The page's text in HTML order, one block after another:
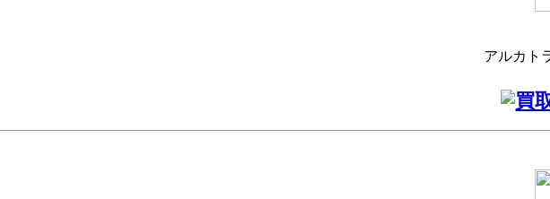
アルカト